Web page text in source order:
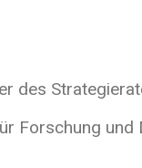
des
Forschung und